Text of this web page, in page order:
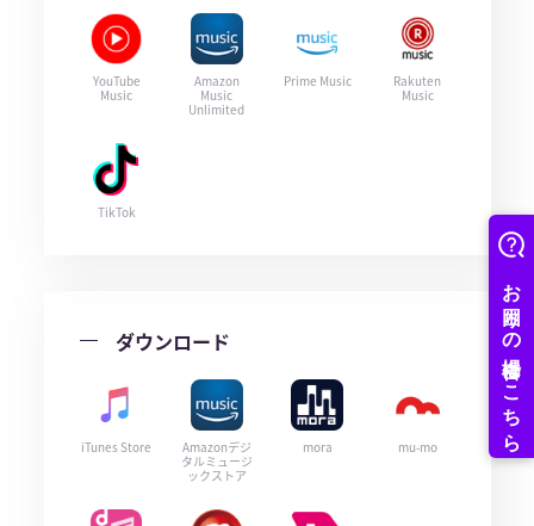
YouTube
Music
Amazon
Music
Unlimited
Prime Music
Rakuten
Music
TikTok
ダウンロード
iTunes Store
Amazonデジ
タルミュージ
ックストア
mora mu-mo